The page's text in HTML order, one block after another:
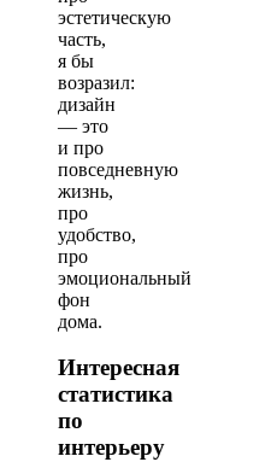
эстетическую
часть,
я бы
возразил:
дизайн
— это
и про
повседневную
жизнь,
про
удобство,
про
эмоциональный
фон
дома.
Интересная
статистика
по
интерьеру